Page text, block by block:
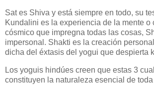
Sat es Shiva y está siempre en todo, su
Kundalini es la experiencia de la mente o
cósmico que impregna todas las cosas,
impersonal. Shakti es la creación
dicha del éxtasis del yogui que despierta
Los yoguis hindúes creen que estas 3
constituyen la naturaleza esencial de